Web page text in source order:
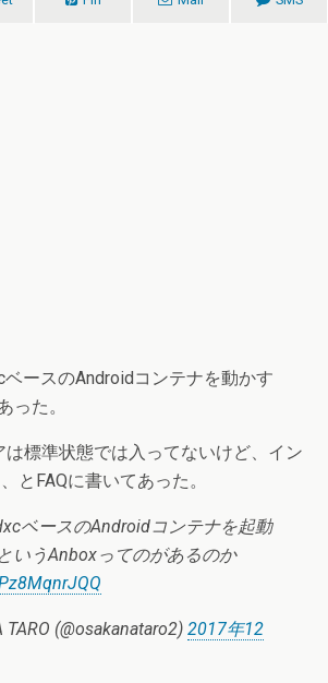
ベースのAndroidコンテナを動かす
った。
は標準状態では入ってないけど、イン
とFAQに書いてあった。
ベースのAndroidコンテナを起動
いうAnboxってのがあるのか
TARO (@osakanataro2) 2017年12